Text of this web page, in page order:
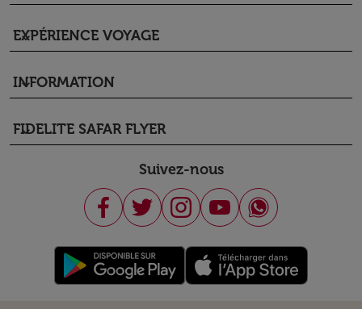
EXPÉRIENCE VOYAGE
keyboard_arrow_down
INFORMATION
keyboard_arrow_down
FIDELITE SAFAR FLYER
keyboard_arrow_down
Suivez-nous